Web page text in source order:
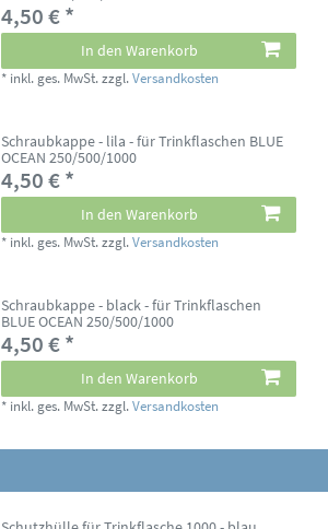
4,50 € *
In den Warenkorb
* inkl. ges. MwSt. zzgl.Versandkosten
Schraubkappe - lila - für Trinkflaschen BLUE
OCEAN 250/500/1000
4,50 € *
In den Warenkorb
* inkl. ges. MwSt. zzgl.Versandkosten
Schraubkappe - black - für Trinkflaschen
BLUE OCEAN 250/500/1000
4,50 € *
In den Warenkorb
* inkl. ges. MwSt. zzgl.Versandkosten